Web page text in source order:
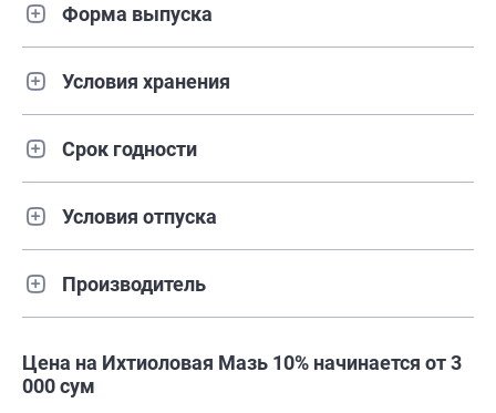
Форма выпуска
Условия хранения
Срок годности
Условия отпуска
Производитель
Цена на Ихтиоловая Мазь 10% начинается от 3
000 сум